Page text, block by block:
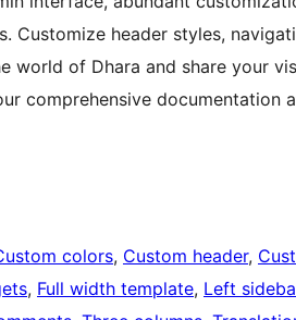
Customize header styles,
world of Dhara and share your
comprehensive documentation
colors, Custom header,
, Full width template, Left